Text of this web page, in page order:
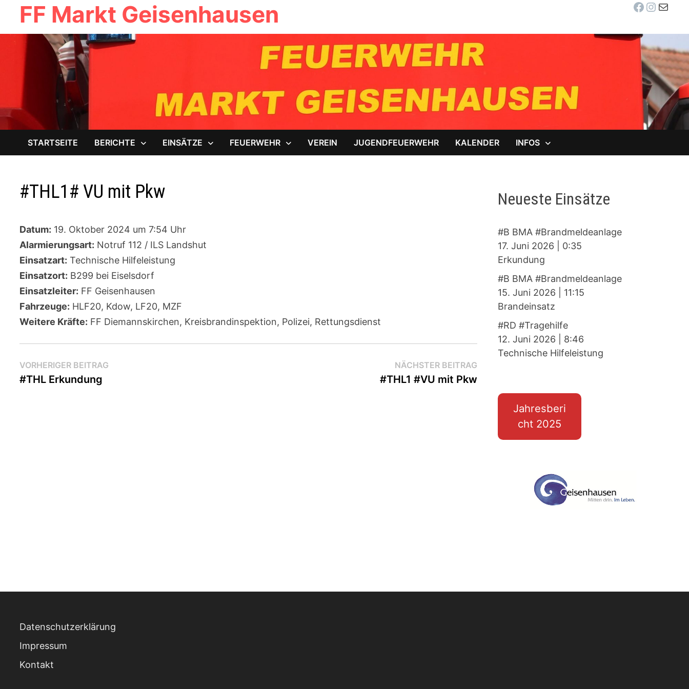
Inhalt
springen
FF Markt Geisenhausen Facebook
E-Mail
STARTSEITE BERICHTE EINSÄTZE FEUERWEHR VEREIN JUGENDFEUERWEHR KALENDER INFOS
#THL1# VU mit Pkw
Datum: 19. Oktober 2024 um 7:54 Uhr
Alarmierungsart: Notruf 112 / ILS Landshut
Einsatzart: Technische Hilfeleistung
Einsatzort: B299 bei Eiselsdorf
Einsatzleiter: FF Geisenhausen
Fahrzeuge: HLF20, Kdow, LF20, MZF
Weitere Kräfte: FF Diemannskirchen, Kreisbrandinspektion, Polizei, Rettungsdienst
Beitragsnavigation
VORHERIGER BEITRAG
#THL Erkundung
NÄCHSTER BEITRAGNächster
Beitrag:
#THL1 #VU mit Pkw
Neueste Einsätze
#B BMA #Brandmeldeanlage
17. Juni 2026
0:35
Erkundung
#B BMA #Brandmeldeanlage
15. Juni 2026
11:15
Brandeinsatz
#RD #Tragehilfe
12. Juni 2026
8:46
Technische Hilfeleistung
Jahresberi
cht 2025
Datenschutzerklärung
Impressum
Kontakt